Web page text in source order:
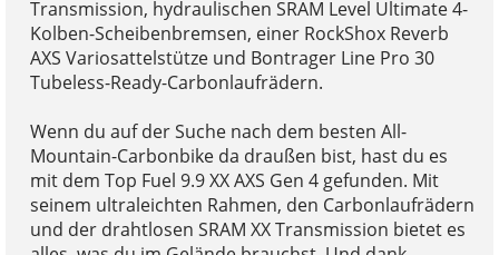
Transmission, hydraulischen SRAM Level Ultimate 4-
Kolben-Scheibenbremsen, einer RockShox Reverb
AXS Variosattelstütze und Bontrager Line Pro 30
Tubeless-Ready-Carbonlaufrädern.
Wenn du auf der Suche nach dem besten All-
Mountain-Carbonbike da draußen bist, hast du es
mit dem Top Fuel 9.9 XX AXS Gen 4 gefunden. Mit
seinem ultraleichten Rahmen, den Carbonlaufrädern
und der drahtlosen SRAM XX Transmission bietet es